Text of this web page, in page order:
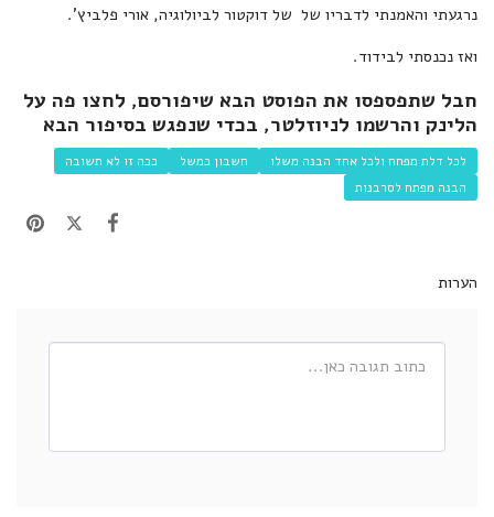
נרגעתי והאמנתי לדבריו של של דוקטור לביולוגיה, אורי פלביץ'.
ואז נכנסתי לבידוד.
חבל שתפספסו את הפוסט הבא שיפורסם, לחצו פה על
הלינק והרשמו לניוזלטר, בכדי שנפגש בסיפור הבא
לכל דלת מפחח ולכל אחד הבנה משלו חשבון כמשל
ככה זו לא תשובה
הבנה מפתח לסרבנות
הערות